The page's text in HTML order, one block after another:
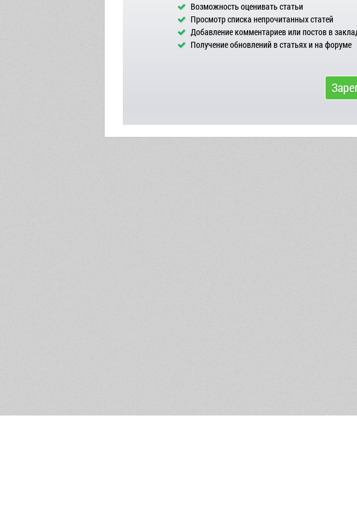
Возможность оценивать статьи
Просмотр списка непрочитанных статей
Добавление комментариев или постов в
Получение обновлений в статьях и на форуме